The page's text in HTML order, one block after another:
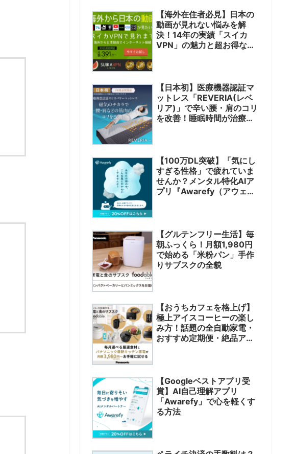
【海外在住者必見】日本の
動画が見れない悩みを解
決！14年の実績「スイカ
VPN」の魅力と超お得な限
【日本初】医療機器認証マ
ットレス「REVERIA(レベ
リア)」で辛い腰・肩のコリ
を改善！睡眠時間が治療に
【100万DL突破】「気にし
すぎる性格」で疲れていま
せんか？メンタル特化AIア
プリ『Awarefy（アウェア
【グルテンフリー生活】毎
朝ふっくら！月額1,980円
で始める「米粉パン」手作
りサブスクの全貌
【おうちカフェを格上げ】
極上アイスコーヒーの楽し
み方！話題の全自動家電・
おすすめ定期便・絶品アレ
【Googleベストアプリ受
賞】AI自己理解アプリ
「Awarefy」で心を軽くす
る方法